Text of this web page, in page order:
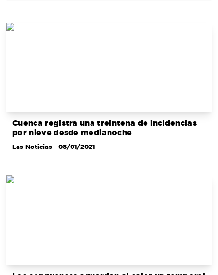
Cuenca registra una treintena de incidencias
por nieve desde medianoche
Las Noticias - 08/01/2021